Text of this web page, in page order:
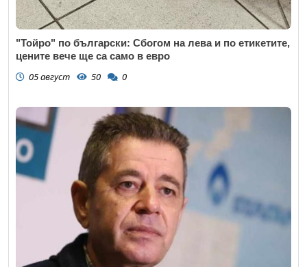
"Тойро" по български: Сбогом на лева и по етикетите,
цените вече ще са само в евро
05 август 50 0